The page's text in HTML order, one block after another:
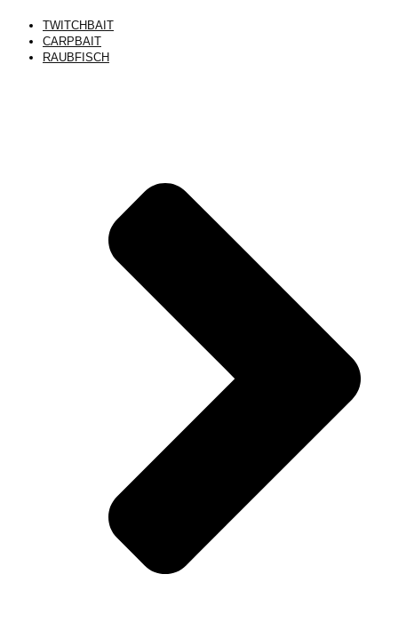
TWITCHBAIT
CARPBAIT
RAUBFISCH